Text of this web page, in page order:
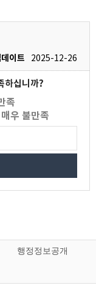
이트
2025-12-26
하십니까?
족
매우 불만족
행정정보공개